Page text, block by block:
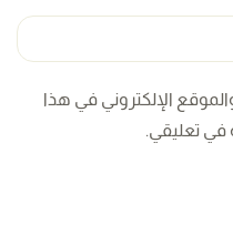
الإلكتروني في هذا
في تعليقي.